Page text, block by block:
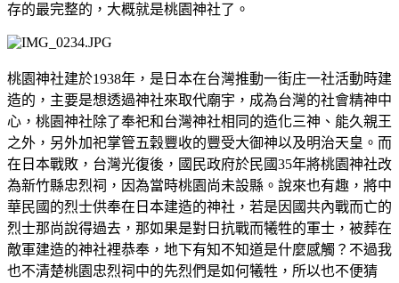
存的最完整的，大概就是桃園神社了。
桃園神社建於1938年，是日本在台灣推動一街庄一社活動時建
造的，主要是想透過神社來取代廟宇，成為台灣的社會精神中
心，桃園神社除了奉祀和台灣神社相同的造化三神、能久親王
之外，另外加祀掌管五穀豐收的豐受大御神以及明治天皇。而
在日本戰敗，台灣光復後，國民政府於民國35年將桃園神社改
為新竹縣忠烈祠，因為當時桃園尚未設縣。說來也有趣，將中
華民國的烈士供奉在日本建造的神社，若是因國共內戰而亡的
烈士那尚說得過去，那如果是對日抗戰而犧牲的軍士，被葬在
敵軍建造的神社裡恭奉，地下有知不知道是什麼感觸？不過我
也不清楚桃園忠烈祠中的先烈們是如何犧牲，所以也不便猜